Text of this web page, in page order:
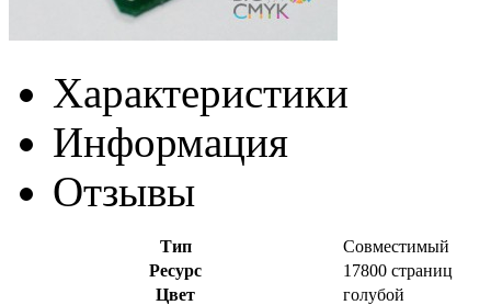
Характеристики
Информация
Отзывы
Тип
Совместимый
Ресурс
17800 страниц
Цвет
голубой